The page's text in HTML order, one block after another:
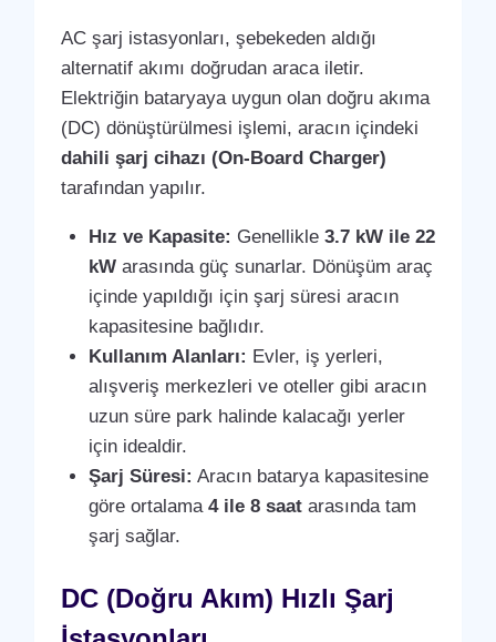
AC şarj istasyonları, şebekeden aldığı
alternatif akımı doğrudan araca iletir.
Elektriğin bataryaya uygun olan doğru akıma
(DC) dönüştürülmesi işlemi, aracın içindeki
dahili şarj cihazı (On-Board Charger)
tarafından yapılır.
Hız ve Kapasite: Genellikle3.7 kW ile 22
kW arasında güç sunarlar. Dönüşüm araç
içinde yapıldığı için şarj süresi aracın
kapasitesine bağlıdır.
Kullanım Alanları: Evler, iş yerleri,
alışveriş merkezleri ve oteller gibi aracın
uzun süre park halinde kalacağı yerler
için idealdir.
Şarj Süresi: Aracın batarya kapasitesine
göre ortalama4 ile 8 saat arasında tam
şarj sağlar.
DC (Doğru Akım) Hızlı Şarj